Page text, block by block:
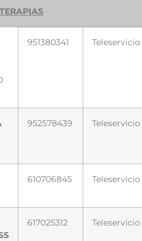
951380341 Teleservicio
952578439 Teleservicio
610706845 Teleservicio
617025312 Teleservicio